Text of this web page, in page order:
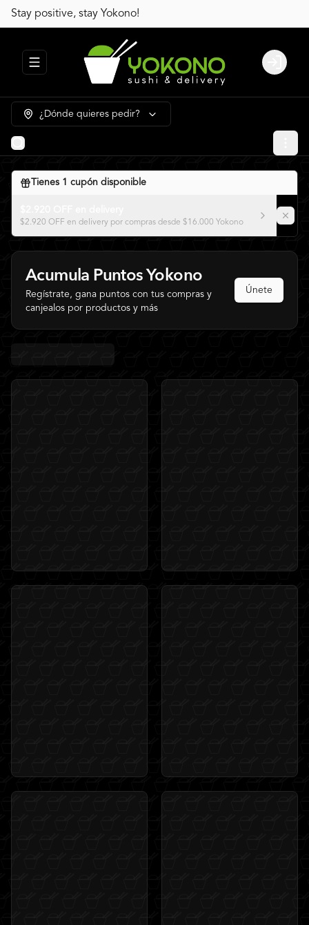
Stay positive, stay Yokono!
Abrir menu de navegación Login
¿Dónde quieres pedir?
Tienes 1 cupón disponible
$2.920 OFF en delivery por compras desde $16.000 Yokono
Acumula Puntos Yokono
Regístrate, gana puntos con tus compras y
canjealos por productos y más
Únete